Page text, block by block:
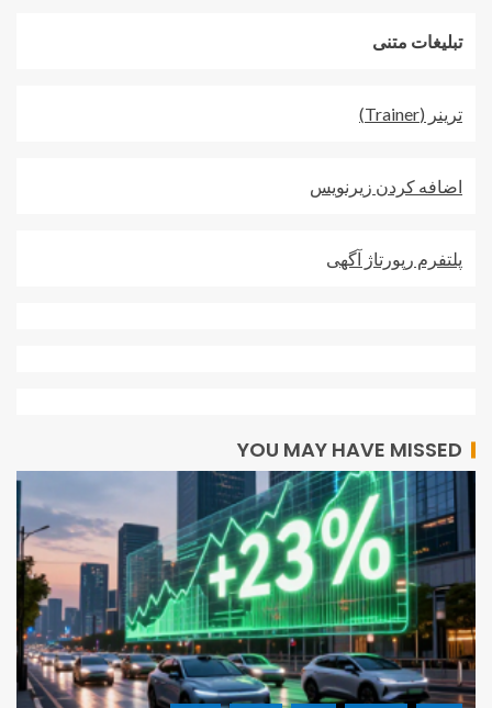
تبلیغات متنی
ترينر (Trainer)
اضافه کردن زيرنويس
پلتفرم رپورتاژ آگهی
YOU MAY HAVE MISSED